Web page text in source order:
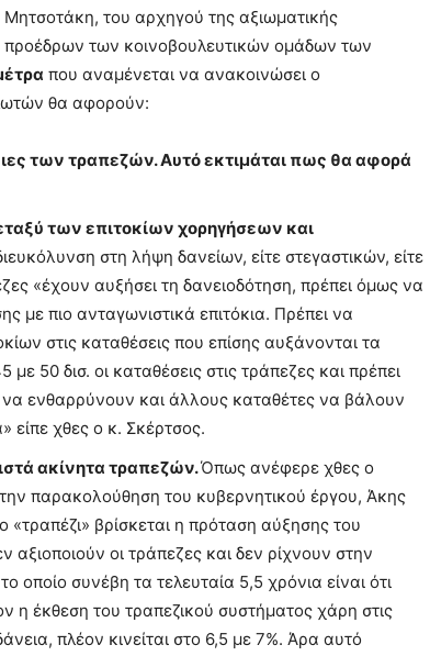
του αρχηγού της αξιωματικής
προέδρων των κοινοβουλευτικών ομάδων των
που αναμένεται να ανακοινώσει ο
θα αφορούν:
των τραπεζών. Αυτό εκτιμάται πως θα αφορά
των επιτοκίων χορηγήσεων και
στη λήψη δανείων, είτε στεγαστικών, είτε
«έχουν αυξήσει τη δανειοδότηση, πρέπει όμως να
με πιο ανταγωνιστικά επιτόκια. Πρέπει να
στις καταθέσεις που επίσης αυξάνονται τα
50 δισ. οι καταθέσεις στις τράπεζες και πρέπει
να ενθαρρύνουν και άλλους καταθέτες να βάλουν
είπε χθες ο κ. Σκέρτσος.
ακίνητα τραπεζών.Όπως ανέφερε χθες ο
παρακολούθηση του κυβερνητικού έργου, Άκης
βρίσκεται η πρόταση αύξησης του
αξιοποιούν οι τράπεζες και δεν ρίχνουν στην
οποίο συνέβη τα τελευταία 5,5 χρόνια είναι ότι
η έκθεση του τραπεζικού συστήματος χάρη στις
πλέον κινείται στο 6,5 με 7%. Άρα αυτό